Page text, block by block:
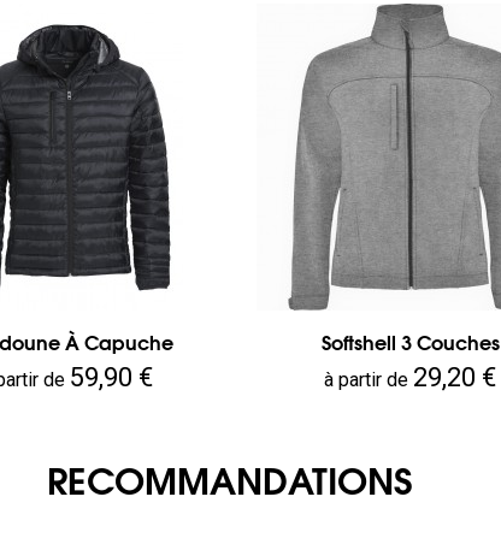
À Capuche
de 59,90 €
Softshell 3 Couches
Prix
à partir de 29,20 €
RECOMMANDATIONS